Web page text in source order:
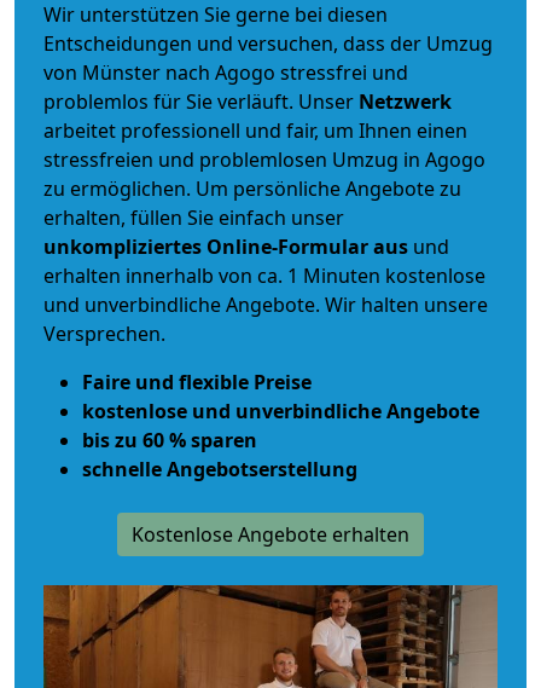
Wir unterstützen Sie gerne bei diesen
Entscheidungen und versuchen, dass der Umzug
von Münster nach Agogo stressfrei und
problemlos für Sie verläuft. Unser Netzwerk
arbeitet professionell und fair, um Ihnen einen
stressfreien und problemlosen Umzug in Agogo
zu ermöglichen. Um persönliche Angebote zu
erhalten, füllen Sie einfach unser
unkompliziertes Online-Formular aus und
erhalten innerhalb von ca. 1 Minuten kostenlose
und unverbindliche Angebote. Wir halten unsere
Versprechen.
Faire und flexible Preise
kostenlose und unverbindliche Angebote
bis zu 60 % sparen
schnelle Angebotserstellung
Kostenlose Angebote erhalten